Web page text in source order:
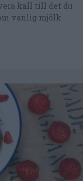
kall till det du
vanlig mjölk